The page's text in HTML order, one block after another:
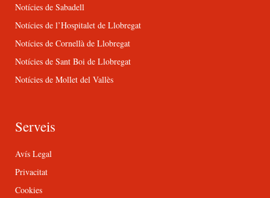
Notícies de Sabadell
Notícies de l’Hospitalet de Llobregat
Notícies de Cornellà de Llobregat
Notícies de Sant Boi de Llobregat
Notícies de Mollet del Vallès
Serveis
Avís Legal
Privacitat
Cookies